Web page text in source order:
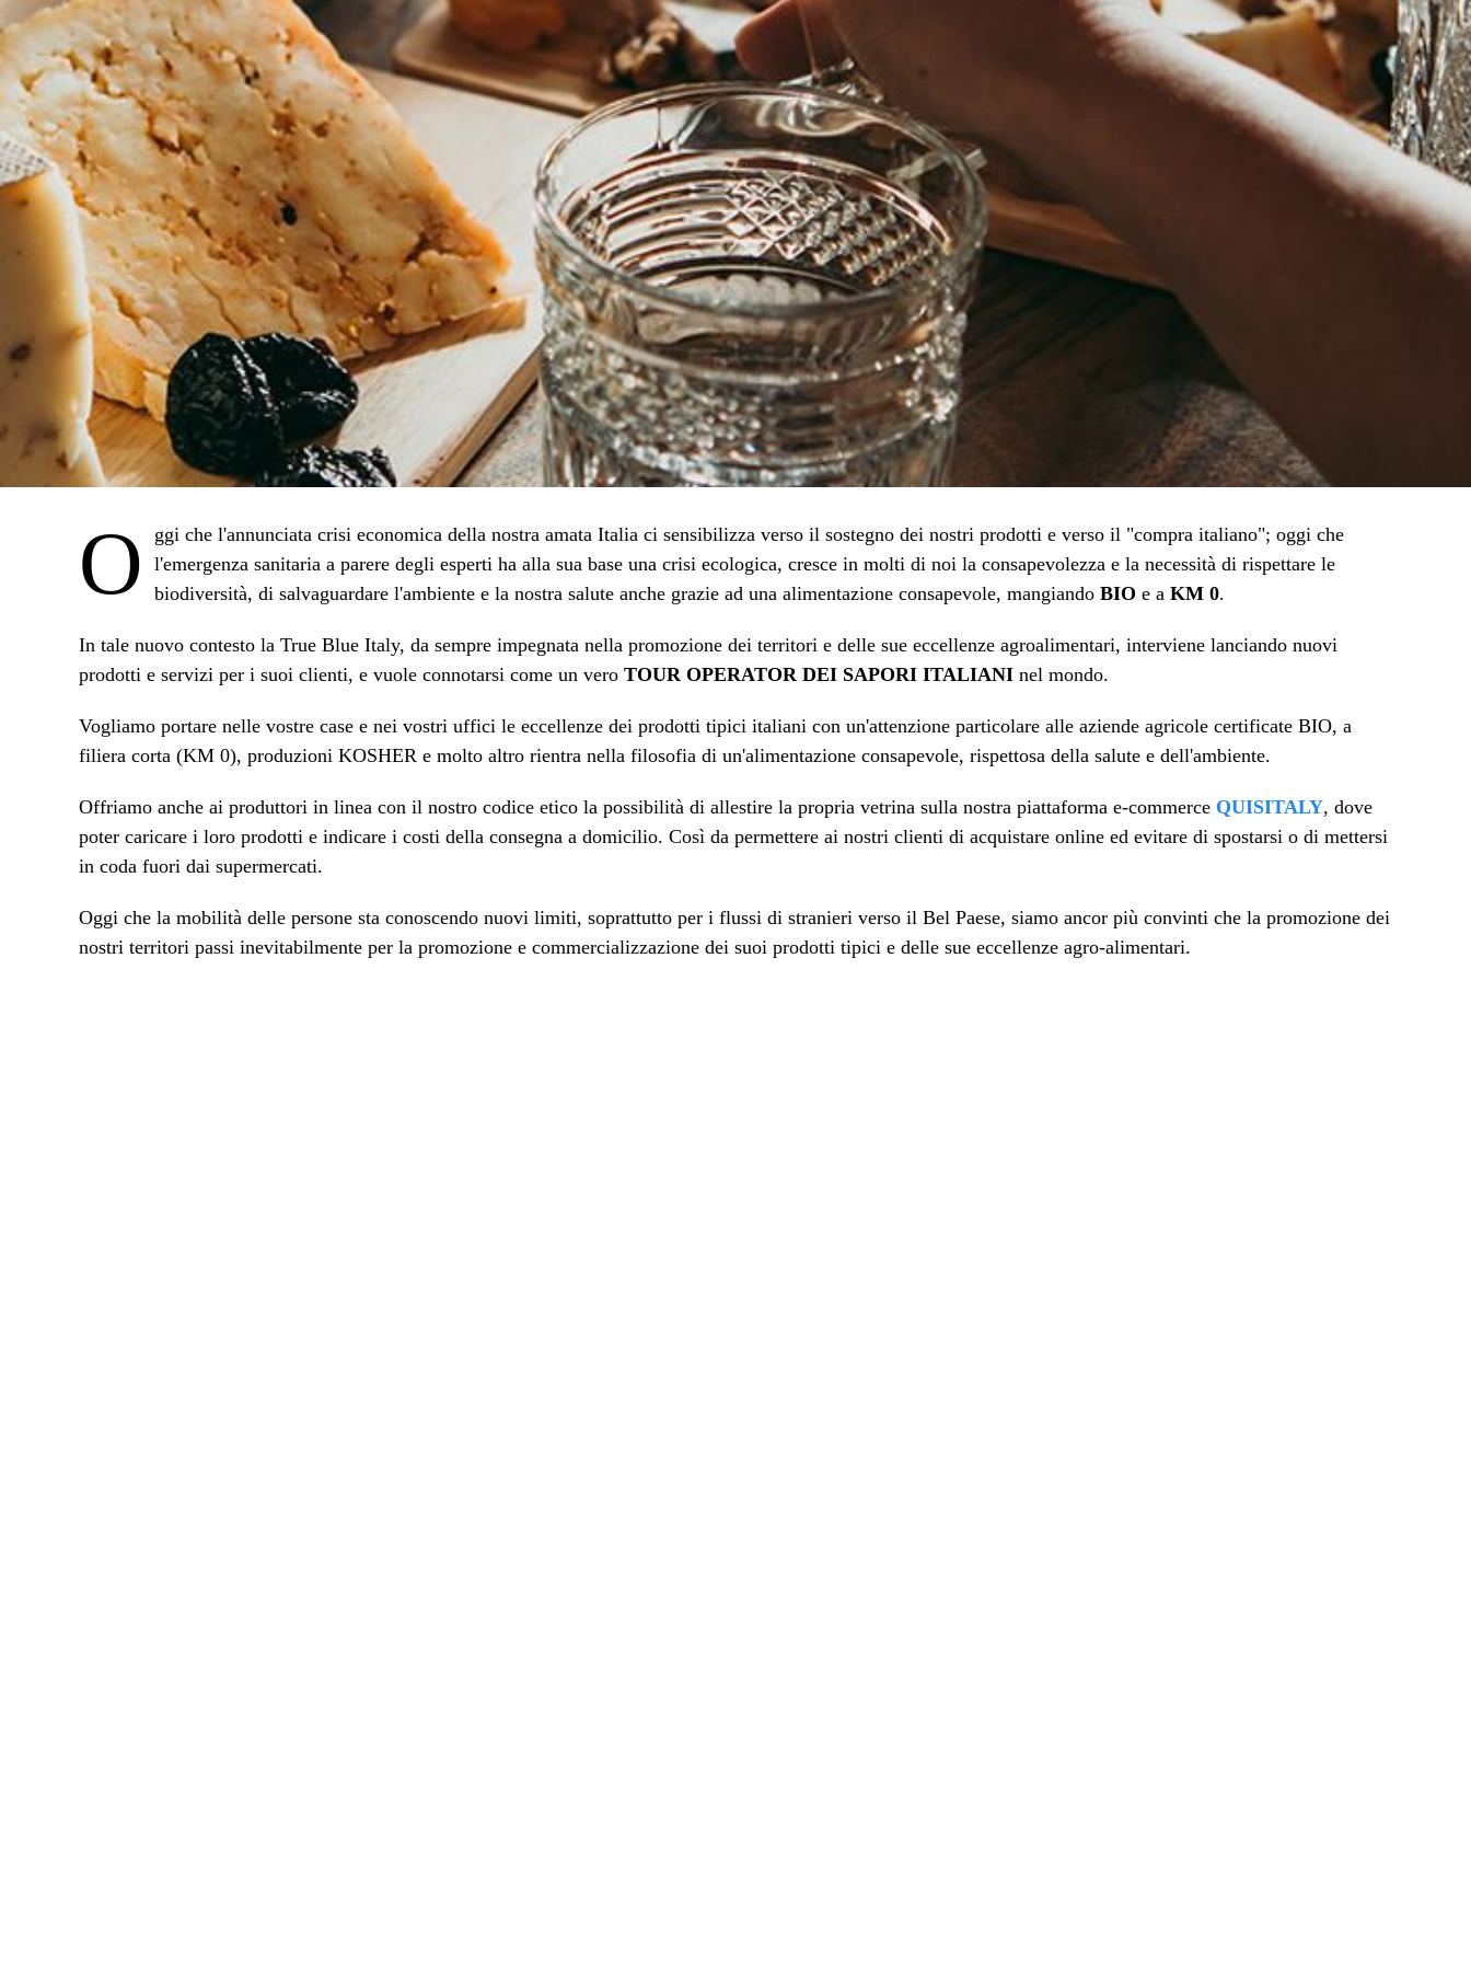
O
ggi che l'annunciata crisi economica della nostra amata Italia ci sensibilizza verso il sostegno dei nostri prodotti e verso il "compra italiano"; oggi che
l'emergenza sanitaria a parere degli esperti ha alla sua base una crisi ecologica, cresce in molti di noi la consapevolezza e la necessità di rispettare le
biodiversità, di salvaguardare l'ambiente e la nostra salute anche grazie ad una alimentazione consapevole, mangiando BIO e a KM 0.
In tale nuovo contesto la True Blue Italy, da sempre impegnata nella promozione dei territori e delle sue eccellenze agroalimentari, interviene lanciando nuovi
prodotti e servizi per i suoi clienti, e vuole connotarsi come un vero TOUR OPERATOR DEI SAPORI ITALIANI nel mondo.
Vogliamo portare nelle vostre case e nei vostri uffici le eccellenze dei prodotti tipici italiani con un'attenzione particolare alle aziende agricole certificate BIO, a
filiera corta (KM 0), produzioni KOSHER e molto altro rientra nella filosofia di un'alimentazione consapevole, rispettosa della salute e dell'ambiente.
Offriamo anche ai produttori in linea con il nostro codice etico la possibilità di allestire la propria vetrina sulla nostra piattaforma e-commerce QUISITALY, dove
poter caricare i loro prodotti e indicare i costi della consegna a domicilio. Così da permettere ai nostri clienti di acquistare online ed evitare di spostarsi o di mettersi
in coda fuori dai supermercati.
Oggi che la mobilità delle persone sta conoscendo nuovi limiti, soprattutto per i flussi di stranieri verso il Bel Paese, siamo ancor più convinti che la promozione dei
nostri territori passi inevitabilmente per la promozione e commercializzazione dei suoi prodotti tipici e delle sue eccellenze agro-alimentari.